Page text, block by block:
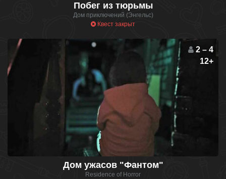
Побег из тюрьмы
Дом приключений (Энгельс)
Квест закрыт
2 – 4
12+
Дом ужасов "Фантом"
Residence of Horror